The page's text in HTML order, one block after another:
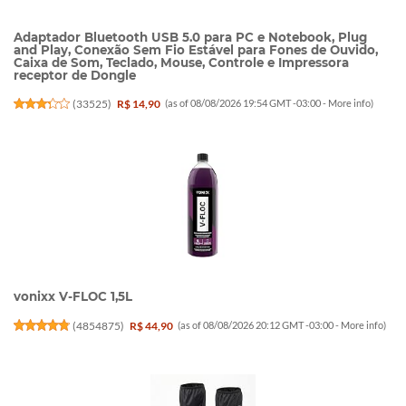
Adaptador Bluetooth USB 5.0 para PC e Notebook, Plug
and Play, Conexão Sem Fio Estável para Fones de Ouvido,
Caixa de Som, Teclado, Mouse, Controle e Impressora
receptor de Dongle
(33525) R$ 14,90 (as of 08/08/2026 19:54 GMT -03:00 - More info)
vonixx V-FLOC 1,5L
(4854875) R$ 44,90 (as of 08/08/2026 20:12 GMT -03:00 - More info)